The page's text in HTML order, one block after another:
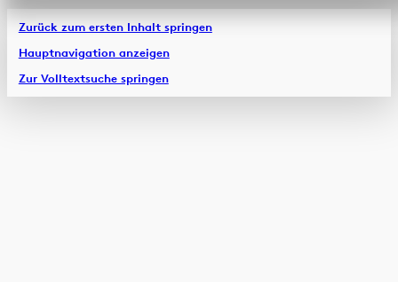
Zurück zum ersten Inhalt springen
Hauptnavigation anzeigen
Zur Volltextsuche springen